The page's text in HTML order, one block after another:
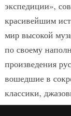
экспедиции»,
красивейшим
мир высокой
по своему
произведения
вошедшие в
классики,